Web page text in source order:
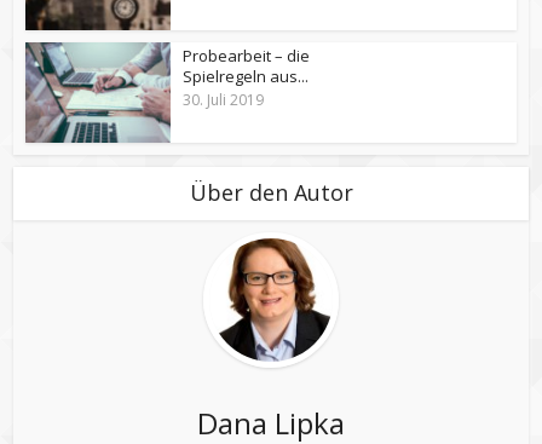
Probearbeit – die
Spielregeln aus...
30. Juli 2019
Über den Autor
Dana Lipka